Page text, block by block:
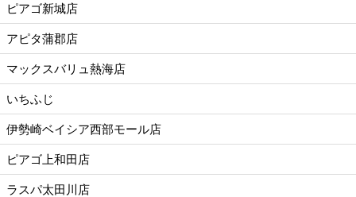
ピアゴ新城店
アピタ蒲郡店
マックスバリュ熱海店
いちふじ
伊勢崎ベイシア西部モール店
ピアゴ上和田店
ラスパ太田川店